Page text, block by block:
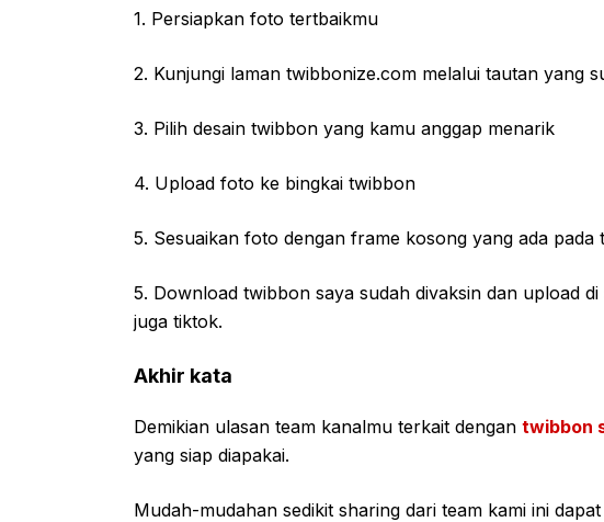
1. Persiapkan foto tertbaikmu
2. Kunjungi laman twibbonize.com melalui tautan yang
3. Pilih desain twibbon yang kamu anggap menarik
4. Upload foto ke bingkai twibbon
5. Sesuaikan foto dengan frame kosong yang ada pada
5. Download twibbon saya sudah divaksin dan upload
juga tiktok.
Akhir kata
Demikian ulasan team kanalmu terkait dengan twibbon
yang siap diapakai.
Mudah-mudahan sedikit sharing dari team kami ini